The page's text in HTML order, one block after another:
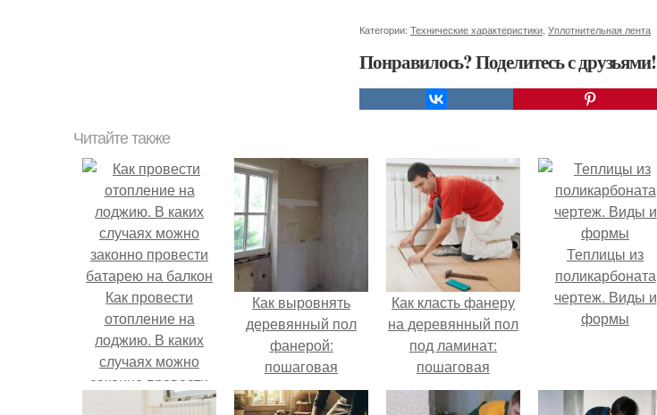
Категории: Технические характеристики Уплотнительная лента
Понравилось? Поделитесь с друзьями!
Читайте также
Как провести
отопление на
лоджию. В каких
случаях можно
законно провести
батарею на балкон
Как выровнять
деревянный пол
фанерой:
пошаговая
инструкция
Как класть фанеру
на деревянный пол
под ламинат:
пошаговая
инструкция
Теплицы из
поликарбоната
чертеж. Виды и
формы